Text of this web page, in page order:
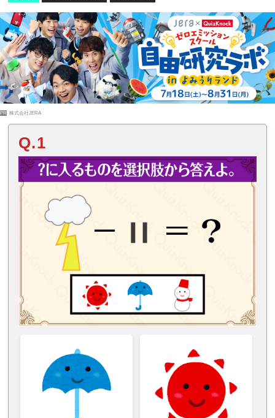
PR 株式会社JERA
Q.1